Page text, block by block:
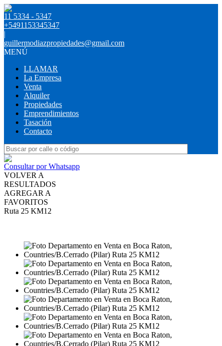
11 5334 - 5347
+5491153345347
|
guillermodiazpropiedades@gmail.com
MENÚ
LLAMAR
La Empresa
Venta
Alquiler
Propiedades
Emprendimientos
Tasación
Contacto
Consultar por Whatsapp
VOLVER A
RESULTADOS
AGREGAR A
FAVORITOS
Ruta 25 KM12